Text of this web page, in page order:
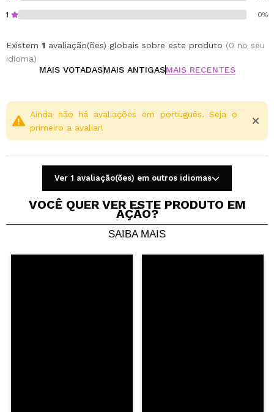
Cruelty free.
1 0%
Existem 1 avaliação(ões) globais sobre este produto (0 no seu
idioma)
MAIS VOTADASMAIS ANTIGASMAIS RECENTES
Compartilhar um vídeo ou uma foto
Seu vídeo pode ser o primeiro. Imagine isso...
Ainda não há avaliações em português. Seja o
primeiro a avaliar!
Ver 1 avaliação(ões) em outros idiomas
VOCÊ QUER VER ESTE PRODUTO EM
AÇÃO?
SAIBA MAIS